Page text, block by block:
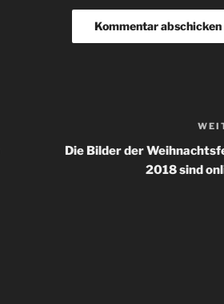
Die Bilder der
2018 sind